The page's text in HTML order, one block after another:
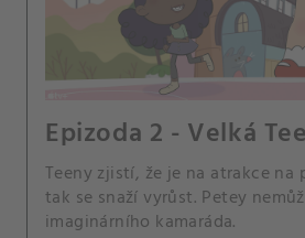
Epizoda 2 - Velká
Teeny zjistí, že je na atrakce na
tak se snaží vyrůst. Petey
imaginárního kamaráda.